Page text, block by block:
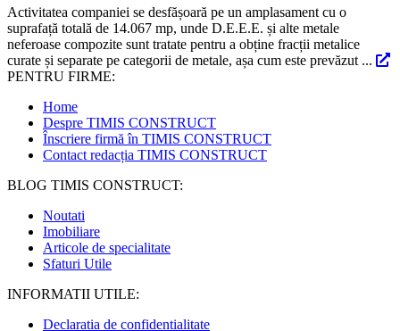
Activitatea companiei se desfășoară pe un amplasament cu o
suprafață totală de 14.067 mp, unde D.E.E.E. și alte metale
neferoase compozite sunt tratate pentru a obține fracții metalice
curate și separate pe categorii de metale, așa cum este prevăzut ...
PENTRU FIRME:
Home
Despre TIMIS CONSTRUCT
Înscriere firmă în TIMIS CONSTRUCT
Contact redacția TIMIS CONSTRUCT
BLOG TIMIS CONSTRUCT:
Noutati
Imobiliare
Articole de specialitate
Sfaturi Utile
INFORMATII UTILE:
Declaratia de confidentialitate